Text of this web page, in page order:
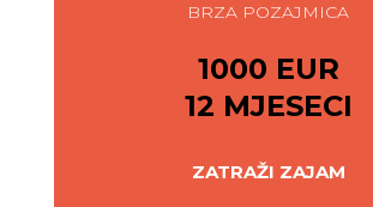
BRZA POZAJMICA
1000 EUR
12 MJESECI
ZATRAŽI ZAJAM